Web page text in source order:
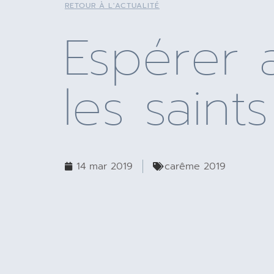
RETOUR À L'ACTUALITÉ
Espérer
les saints
14 mar 2019 carême 2019